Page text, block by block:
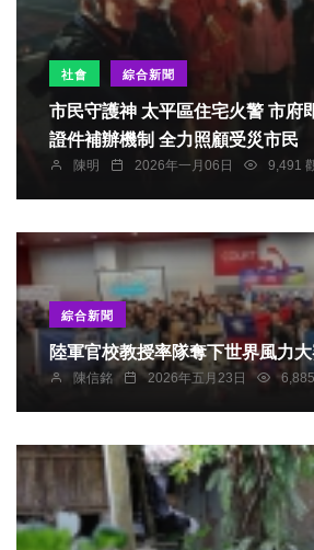
社會 綜合新聞
市民守護神 太平區住宅火警 市府
證件補辦機制 全力照顧受災市民
陳明 2026年一月06日 9,491
綜合新聞
陸軍官校教授率隊奪下世界風力
陳信銘 2026年五月23日